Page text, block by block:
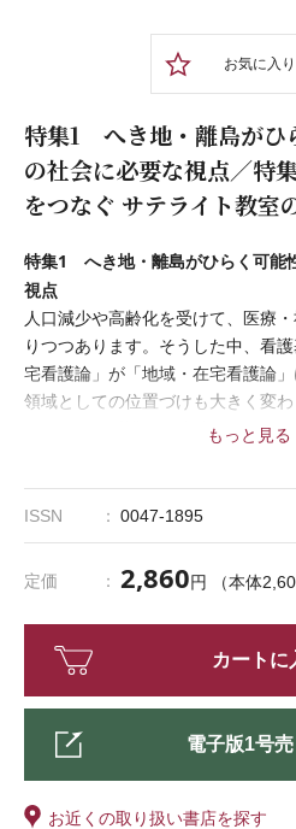
お気に入
特集1 へき地・離島が
の社会に必要な視点／
をつなぐ サテライト教室
もっと見る
特集1 へき地・離島がひらく可能
視点
人口減少や高齢化を受けて、医療
りつつあります。そうした中、看
宅看護論」が「地域・在宅看護論
領域としての位置づけも大きく変わ
これからの看護師は地域包括ケア
学ぶ機会の選択肢として、へき地
り組みがあります。加えて、グロ
康問題や地域社会における課題を
組みや方法をグローバルに発信す
カル（glocal）」という考えもあり
学びは、新たな可能性を秘めてい
そこで本特集では、学生がへき地
ぶ意義を、実践をご紹介しつつ探
宅」の視点を、身をもって学ぶた
の選択肢として、なぜへき地・離
か──これからの教育を考える上で
ISSN 0047-1895
定価 2,860円 （本体
カートに
電子版1号売
お近くの取り扱い書店を探す